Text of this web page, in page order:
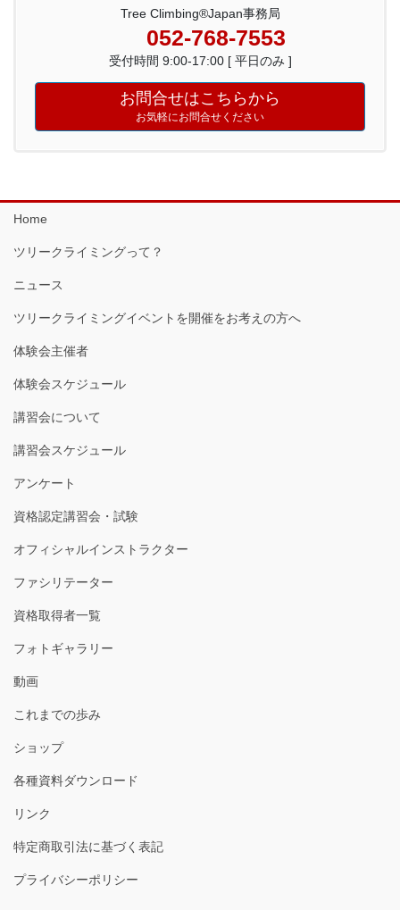
Tree Climbing®Japan事務局
052-768-7553
受付時間 9:00-17:00 [ 平日のみ ]
お問合せはこちらから
お気軽にお問合せください
Home
ツリークライミングって？
ニュース
ツリークライミングイベントを開催をお考えの方へ
体験会主催者
体験会スケジュール
講習会について
講習会スケジュール
アンケート
資格認定講習会・試験
オフィシャルインストラクター
ファシリテーター
資格取得者一覧
フォトギャラリー
動画
これまでの歩み
ショップ
各種資料ダウンロード
リンク
特定商取引法に基づく表記
プライバシーポリシー